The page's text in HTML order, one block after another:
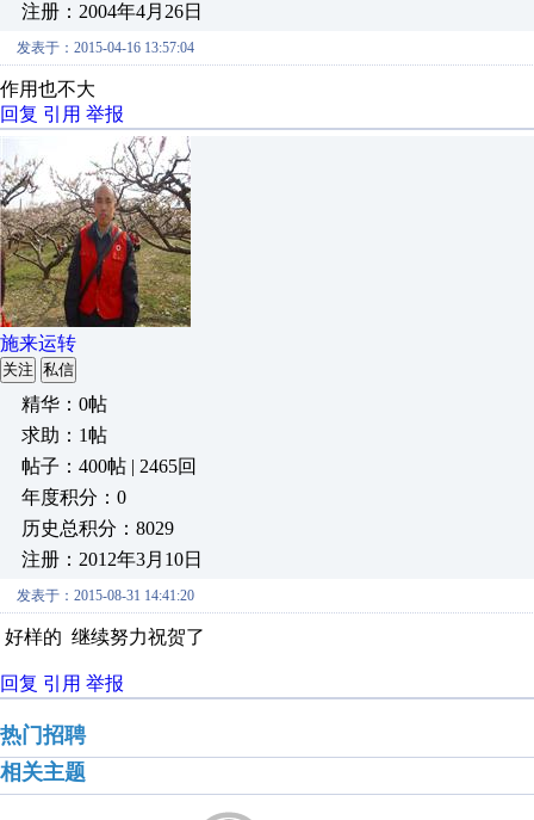
注册：2004年4月26日
发表于：2015-04-16 13:57:04
作用也不大
回复 引用 举报
施来运转
关注 私信
精华：0帖
求助：1帖
帖子：400帖 | 2465回
年度积分：0
历史总积分：8029
注册：2012年3月10日
发表于：2015-08-31 14:41:20
好样的 继续努力祝贺了
回复 引用 举报
热门招聘
相关主题